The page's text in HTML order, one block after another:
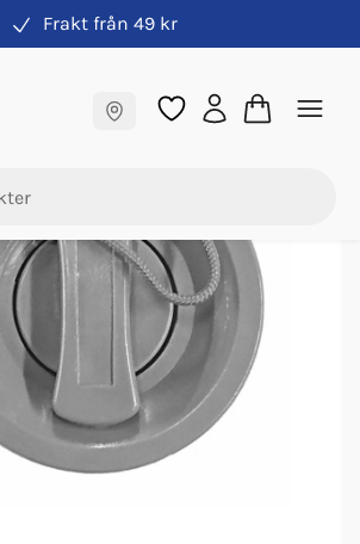
Frakt från 49 kr
pris online & i butik
gummibåtar